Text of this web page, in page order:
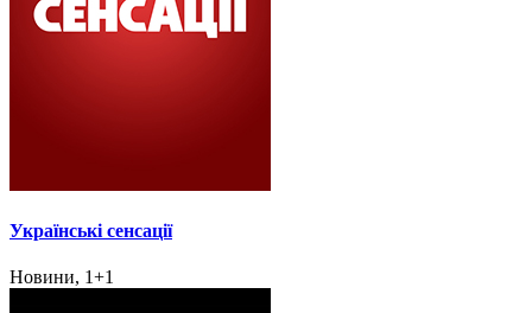
Українські сенсації
Новини, 1+1